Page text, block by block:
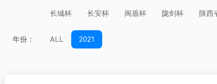
长城杯
长安杯 闽盾杯 陇剑杯 陕西
年份： ALL 2021